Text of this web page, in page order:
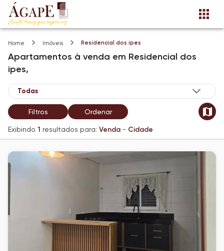
Home Imóveis Residencial dos ipes
Apartamentos à venda em Residencial dos
ipes,
Filtros Ordenar
Exibindo 1 resultados para: Venda - Cidade